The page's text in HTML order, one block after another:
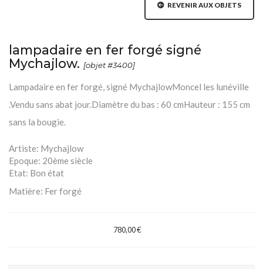
REVENIR AUX OBJETS
lampadaire en fer forgé signé
Mychajlow. [objet #3400]
Lampadaire en fer forgé, signé MychajlowMoncel les lunéville
.Vendu sans abat jour.Diamètre du bas : 60 cmHauteur : 155 cm
sans la bougie.
Artiste: Mychajlow
Epoque: 20ème siècle
Etat: Bon état
Matière: Fer forgé
780,00 €